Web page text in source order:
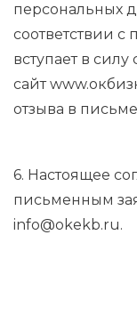
персональных
соответствии с
вступает в
сайт
отзыва в
6. Настоящее
письменным
info@okekb.ru.